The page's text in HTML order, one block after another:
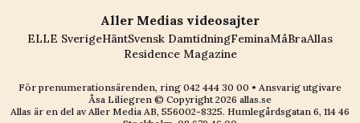
Aller Medias videosajter
ELLE SverigeHäntSvensk DamtidningFeminaMåBraAllas
Residence Magazine
För prenumerationsärenden, ring 042 444 30 00 • Ansvarig utgivare
Åsa Liliegren © Copyright2026 allas.se
Allas är en del av Aller Media AB, 556002-8325. Humlegårdsgatan 6, 114 46